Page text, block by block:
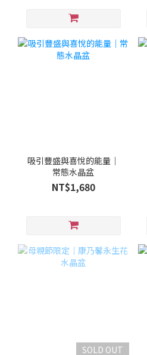
吸引豐盛與喜悅的能量｜
常態水晶盆
NT$1,680
SOLD OUT